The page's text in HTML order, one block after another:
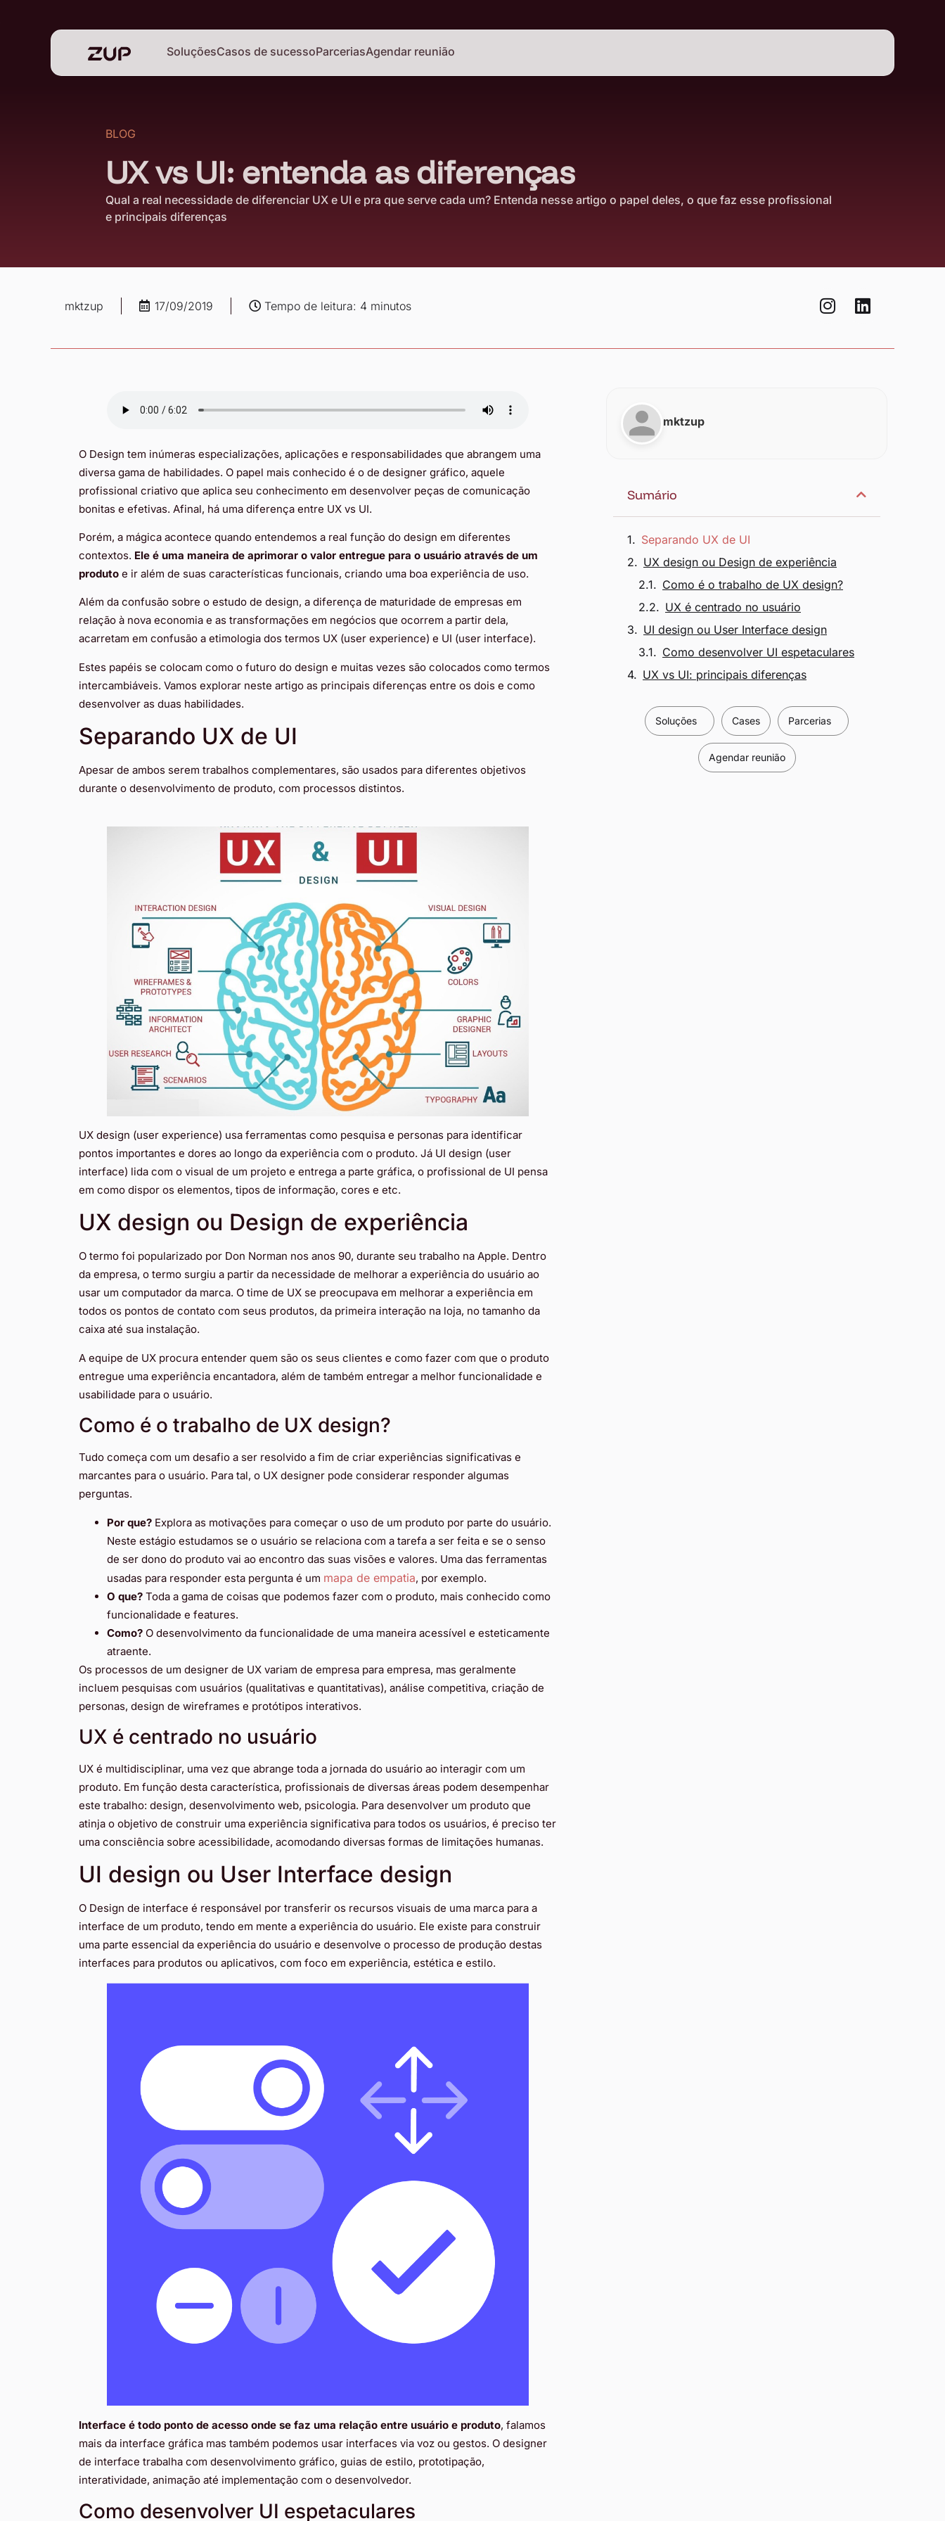
SoluçõesCasos de sucessoParceriasAgendar reunião
BLOG
UX vs UI: entenda as diferenças
Qual a real necessidade de diferenciar UX e UI e pra que serve cada um? Entenda nesse artigo o papel deles, o que faz esse profissional
e principais diferenças
mktzup 17/09/2019 Tempo de leitura: 4 minutos
O Design tem inúmeras especializações, aplicações e responsabilidades que abrangem uma
diversa gama de habilidades. O papel mais conhecido é o de designer gráfico, aquele
profissional criativo que aplica seu conhecimento em desenvolver peças de comunicação
bonitas e efetivas. Afinal, há uma diferença entre UX vs UI.
Porém, a mágica acontece quando entendemos a real função do design em diferentes
contextos. Ele é uma maneira de aprimorar o valor entregue para o usuário através de um
produto e ir além de suas características funcionais, criando uma boa experiência de uso.
Além da confusão sobre o estudo de design, a diferença de maturidade de empresas em
relação à nova economia e as transformações em negócios que ocorrem a partir dela,
acarretam em confusão a etimologia dos termos UX (user experience) e UI (user interface).
Estes papéis se colocam como o futuro do design e muitas vezes são colocados como termos
intercambiáveis. Vamos explorar neste artigo as principais diferenças entre os dois e como
desenvolver as duas habilidades.
Separando UX de UI
Apesar de ambos serem trabalhos complementares, são usados para diferentes objetivos
durante o desenvolvimento de produto, com processos distintos.
UX design (user experience) usa ferramentas como pesquisa e personas para identificar
pontos importantes e dores ao longo da experiência com o produto. Já UI design (user
interface) lida com o visual de um projeto e entrega a parte gráfica, o profissional de UI pensa
em como dispor os elementos, tipos de informação, cores e etc.
UX design ou Design de experiência
O termo foi popularizado por Don Norman nos anos 90, durante seu trabalho na Apple. Dentro
da empresa, o termo surgiu a partir da necessidade de melhorar a experiência do usuário ao
usar um computador da marca. O time de UX se preocupava em melhorar a experiência em
todos os pontos de contato com seus produtos, da primeira interação na loja, no tamanho da
caixa até sua instalação.
A equipe de UX procura entender quem são os seus clientes e como fazer com que o produto
entregue uma experiência encantadora, além de também entregar a melhor funcionalidade e
usabilidade para o usuário.
Como é o trabalho de UX design?
Tudo começa com um desafio a ser resolvido a fim de criar experiências significativas e
marcantes para o usuário. Para tal, o UX designer pode considerar responder algumas
perguntas.
Por que? Explora as motivações para começar o uso de um produto por parte do usuário.
Neste estágio estudamos se o usuário se relaciona com a tarefa a ser feita e se o senso
de ser dono do produto vai ao encontro das suas visões e valores. Uma das ferramentas
usadas para responder esta pergunta é um mapa de empatia, por exemplo.
O que? Toda a gama de coisas que podemos fazer com o produto, mais conhecido como
funcionalidade e features.
Como? O desenvolvimento da funcionalidade de uma maneira acessível e esteticamente
atraente.
Os processos de um designer de UX variam de empresa para empresa, mas geralmente
incluem pesquisas com usuários (qualitativas e quantitativas), análise competitiva, criação de
personas, design de wireframes e protótipos interativos.
UX é centrado no usuário
UX é multidisciplinar, uma vez que abrange toda a jornada do usuário ao interagir com um
produto. Em função desta característica, profissionais de diversas áreas podem desempenhar
este trabalho: design, desenvolvimento web, psicologia. Para desenvolver um produto que
atinja o objetivo de construir uma experiência significativa para todos os usuários, é preciso ter
uma consciência sobre acessibilidade, acomodando diversas formas de limitações humanas.
UI design ou User Interface design
O Design de interface é responsável por transferir os recursos visuais de uma marca para a
interface de um produto, tendo em mente a experiência do usuário. Ele existe para construir
uma parte essencial da experiência do usuário e desenvolve o processo de produção destas
interfaces para produtos ou aplicativos, com foco em experiência, estética e estilo.
Interface é todo ponto de acesso onde se faz uma relação entre usuário e produto, falamos
mais da interface gráfica mas também podemos usar interfaces via voz ou gestos. O designer
de interface trabalha com desenvolvimento gráfico, guias de estilo, prototipação,
interatividade, animação até implementação com o desenvolvedor.
Como desenvolver UI espetaculares
mktzup
Sumário
Separando UX de UI
UX design ou Design de experiência
Como é o trabalho de UX design?
UX é centrado no usuário
UI design ou User Interface design
Como desenvolver UI espetaculares
UX vs UI: principais diferenças
Soluções Cases Parcerias
Agendar reunião